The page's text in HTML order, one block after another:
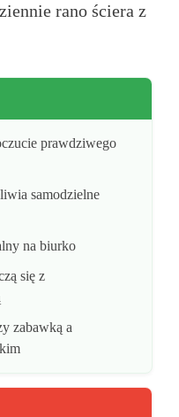
rano ściera z
prawdziwego
samodzielne
na biurko
się z
zabawką a